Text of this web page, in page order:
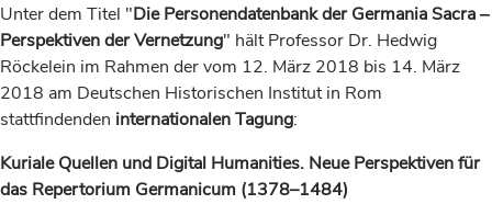
Unter dem Titel "Die Personendatenbank der Germania Sacra ‒
Perspektiven der Vernetzung" hält Professor Dr. Hedwig
Röckelein im Rahmen der vom 12. März 2018 bis 14. März
2018 am Deutschen Historischen Institut in Rom
stattfindenden internationalen Tagung:
Kuriale Quellen und Digital Humanities. Neue Perspektiven für
das Repertorium Germanicum (1378–1484)